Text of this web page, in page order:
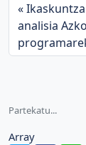
analisia
Partekatu...
Array